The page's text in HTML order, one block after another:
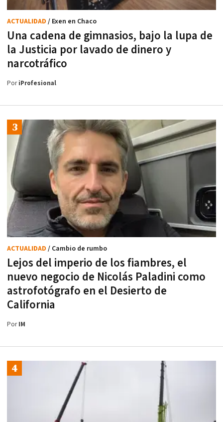
Una cadena de gimnasios, bajo la lupa de
la Justicia por lavado de dinero y
narcotráfico
ACTUALIDAD / Exen en Chaco
PoriProfesional
Lejos del imperio de los fiambres, el
nuevo negocio de Nicolás Paladini como
astrofotógrafo en el Desierto de
California
ACTUALIDAD / Cambio de rumbo
PorIM